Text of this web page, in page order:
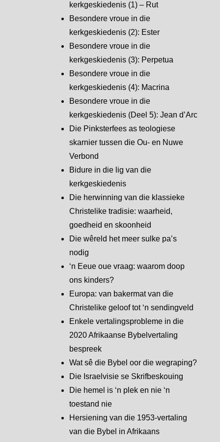
kerkgeskiedenis (1) – Rut
Besondere vroue in die
kerkgeskiedenis (2): Ester
Besondere vroue in die
kerkgeskiedenis (3): Perpetua
Besondere vroue in die
kerkgeskiedenis (4): Macrina
Besondere vroue in die
kerkgeskiedenis (Deel 5): Jean d’Arc
Die Pinksterfees as teologiese
skarnier tussen die Ou- en Nuwe
Verbond
Bidure in die lig van die
kerkgeskiedenis
Die herwinning van die klassieke
Christelike tradisie: waarheid,
goedheid en skoonheid
Die wêreld het meer sulke pa’s
nodig
‘n Eeue oue vraag: waarom doop
ons kinders?
Europa: van bakermat van die
Christelike geloof tot ‘n sendingveld
Enkele vertalingsprobleme in die
2020 Afrikaanse Bybelvertaling
bespreek
Wat sê die Bybel oor die wegraping?
Die Israelvisie se Skrifbeskouing
Die hemel is ‘n plek en nie ‘n
toestand nie
Hersiening van die 1953-vertaling
van die Bybel in Afrikaans